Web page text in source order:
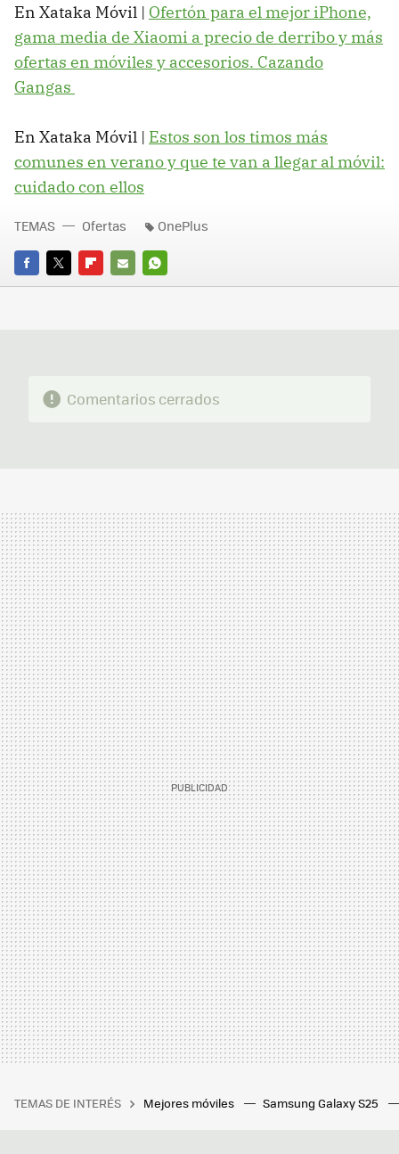
En Xataka Móvil | Ofertón para el mejor iPhone,
gama media de Xiaomi a precio de derribo y más
ofertas en móviles y accesorios. Cazando
Gangas
En Xataka Móvil | Estos son los timos más
comunes en verano y que te van a llegar al móvil:
cuidado con ellos
FACEBOOK
TWITTERFLIPBOARD
E-
WHATSAPP
TEMAS Ofertas OnePlus
Comentarios cerrados
TEMAS DE INTERÉS Mejores móviles Samsung Galaxy S25